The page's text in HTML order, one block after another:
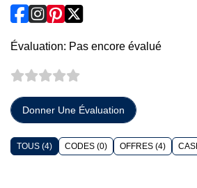
Évaluation: Pas encore évalué
Donner Une Évaluation
TOUS (4) CODES (0) OFFRES (4)